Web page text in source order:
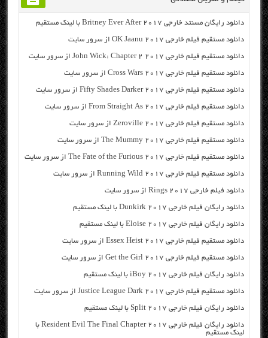
دانلود رایگان مسنتد خارجی Britney Ever After 2017 با لینک مستقیم
دانلود مستقیم فیلم خارجی OK Jaanu 2017 از سرور سایت
دانلود مستقیم فیلم خارجی John Wick: Chapter 2 2017 از سرور سایت
دانلود مستقیم فیلم خارجی Cross Wars 2017 از سرور سایت
دانلود مستقیم فیلم خارجی Fifty Shades Darker 2017 از سرور سایت
دانلود مستقیم فیلم خارجی From Straight As 2017 از سرور سایت
دانلود مستقیم فیلم خارجی Zeroville 2017 از سرور سایت
دانلود مستقیم فیلم خارجی The Mummy 2017 از سرور سایت
دانلود مستقیم فیلم خارجی The Fate of the Furious 2017 از سرور سایت
دانلود مستقیم فیلم خارجی Running Wild 2017 از سرور سایت
دانلود فیلم خارجی Rings 2017 از سرور سایت
دانلود رایگان فیلم خارجی Dunkirk 2017 با لینک مستقیم
دانلود رایگان فیلم خارجی Eloise 2017 با لینک مستقیم
دانلود مستقیم فیلم خارجی Essex Heist 2017 از سرور سایت
دانلود مستقیم فیلم خارجی Get the Girl 2017 از سرور سایت
دانلود رایگان فیلم خارجی iBoy 2017 با لینک مستقیم
دانلود مستقیم فیلم خارجی Justice League Dark 2017 از سرور سایت
دانلود رایگان فیلم خارجی Split 2017 با لینک مستقیم
دانلود رایگان فیلم خارجی Resident Evil The Final Chapter 2017 با
لینک مستقیم